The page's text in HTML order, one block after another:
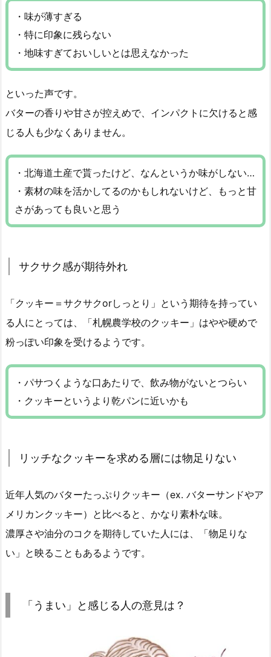
・味が薄すぎる
・特に印象に残らない
・地味すぎておいしいとは思えなかった
といった声です。
バターの香りや甘さが控えめで、インパクトに欠けると感
じる人も少なくありません。
・北海道土産で貰ったけど、なんというか味がしない…
・素材の味を活かしてるのかもしれないけど、もっと甘
さがあっても良いと思う
サクサク感が期待外れ
「クッキー＝サクサクorしっとり」という期待を持ってい
る人にとっては、「札幌農学校のクッキー」はやや硬めで
粉っぽい印象を受けるようです。
・パサつくような口あたりで、飲み物がないとつらい
・クッキーというより乾パンに近いかも
リッチなクッキーを求める層には物足りない
近年人気のバターたっぷりクッキー（ex. バターサンドやア
メリカンクッキー）と比べると、かなり素朴な味。
濃厚さや油分のコクを期待していた人には、「物足りな
い」と映ることもあるようです。
「うまい」と感じる人の意見は？